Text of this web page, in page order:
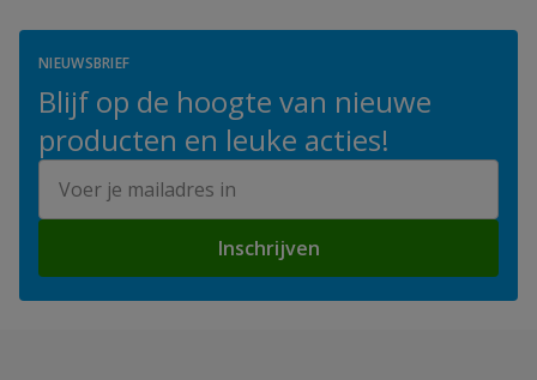
NIEUWSBRIEF
Blijf op de hoogte van nieuwe
producten en leuke acties!
Inschrijven